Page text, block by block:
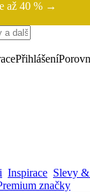
až 40 % →
Přihlášení
Inspirace Slevy
značky